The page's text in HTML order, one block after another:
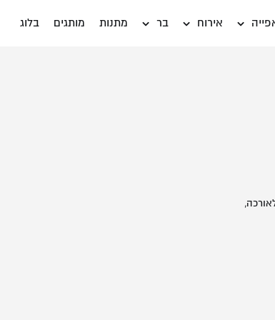
אירוח בר מתנות מותגים בלוג